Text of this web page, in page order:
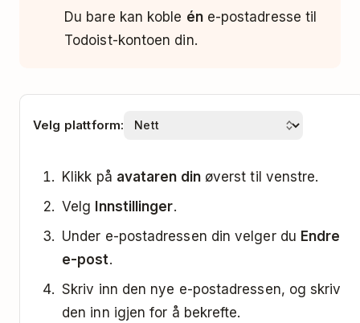
Du bare kan koble éne-postadresse til
Todoist-kontoen din.
Velg plattform:
Klikk på avataren dinøverst til venstre.
Velg Innstillinger.
Under e-postadressen din velger du Endre
e-post.
Skriv inn den nye e-postadressen, og skriv
den inn igjen for å bekrefte.